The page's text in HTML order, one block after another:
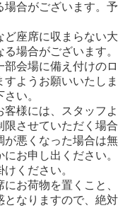
場合がございます。予
座席に収まらない大
場合がございます。
会場に備え付けのロ
ようお願いいたしま
い。
様には、スタッフよ
限させていただく場合
が悪くなった場合は無
お申し出ください。
ください。
お荷物を置くこと、
となりますので、絶対